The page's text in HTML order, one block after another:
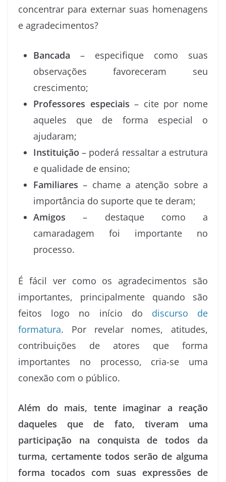
concentrar para externar suas homenagens
e agradecimentos?
Bancada – especifique como suas
observações favoreceram seu
crescimento;
Professores especiais – cite por nome
aqueles que de forma especial o
ajudaram;
Instituição – poderá ressaltar a estrutura
e qualidade de ensino;
Familiares – chame a atenção sobre a
importância do suporte que te deram;
Amigos – destaque como a
camaradagem foi importante no
processo.
É fácil ver como os agradecimentos são
importantes, principalmente quando são
feitos logo no início do discurso de
formatura. Por revelar nomes, atitudes,
contribuições de atores que forma
importantes no processo, cria-se uma
conexão com o público.
Além do mais, tente imaginar a reação
daqueles que de fato, tiveram uma
participação na conquista de todos da
turma, certamente todos serão de alguma
forma tocados com suas expressões de